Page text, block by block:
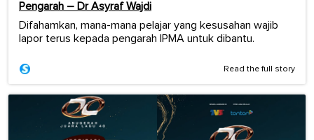
Pengarah – Dr Asyraf Wajdi
Difahamkan, mana-mana pelajar yang kesusahan wajib
lapor terus kepada pengarah IPMA untuk dibantu.
Read the full story